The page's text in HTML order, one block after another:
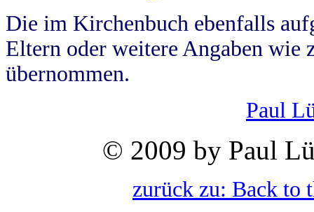
Die im Kirchenbuch ebenfalls
Eltern oder weitere Angaben wie
übernommen.
Paul
© 2009 by Paul
zurück zu: Back to